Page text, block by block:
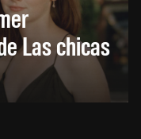
Las chicas